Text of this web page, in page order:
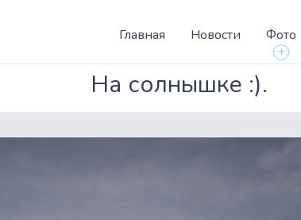
Главная Новости
Фото
+
На солнышке :).